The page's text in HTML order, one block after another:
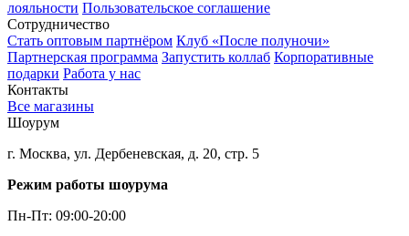
лояльности Пользовательское соглашение
Сотрудничество
Стать оптовым партнёром Клуб «После полуночи»
Партнерская программа Запустить коллаб Корпоративные
подарки Работа у нас
Контакты
Все магазины
Шоурум
г. Москва, ул. Дербеневская, д. 20, стр. 5
Режим работы шоурума
Пн-Пт: 09:00-20:00